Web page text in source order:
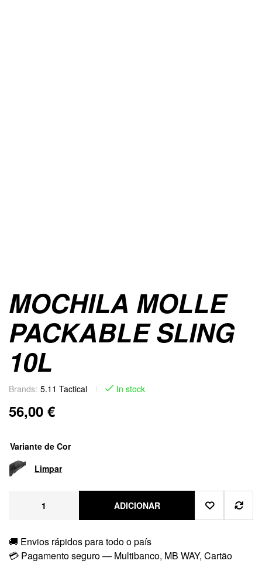
MOCHILA MOLLE
PACKABLE SLING
10L
Brands: 5.11 Tactical In stock
56,00 €
Variante de Cor
Limpar
ADICIONAR
🚚 Envios rápidos para todo o país
💳 Pagamento seguro — Multibanco, MB WAY, Cartão